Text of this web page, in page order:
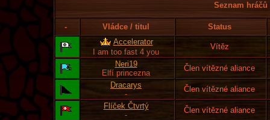
Seznam
- Vládce / titul
Status
Accelerator
I am too fast 4 you
Vítěz
Neri19
Elfí princezna
Člen vítězné aliance
Dracarys
-
Člen vítězné aliance
Flíček Čtvrtý
-
Člen vítězné aliance